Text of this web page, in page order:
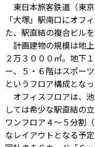
東日本旅客鉄道（東
「大塚」駅南口にオフ
た、駅直結の複合ビル
計画建物の規模は地
２万３０００㎡。地下
ー、５・６階はスポー
というフロア構成となっ
オフィスフロアは、
しては希少な駅直結の
ワンフロア４～５分割
なレイアウトとなる予